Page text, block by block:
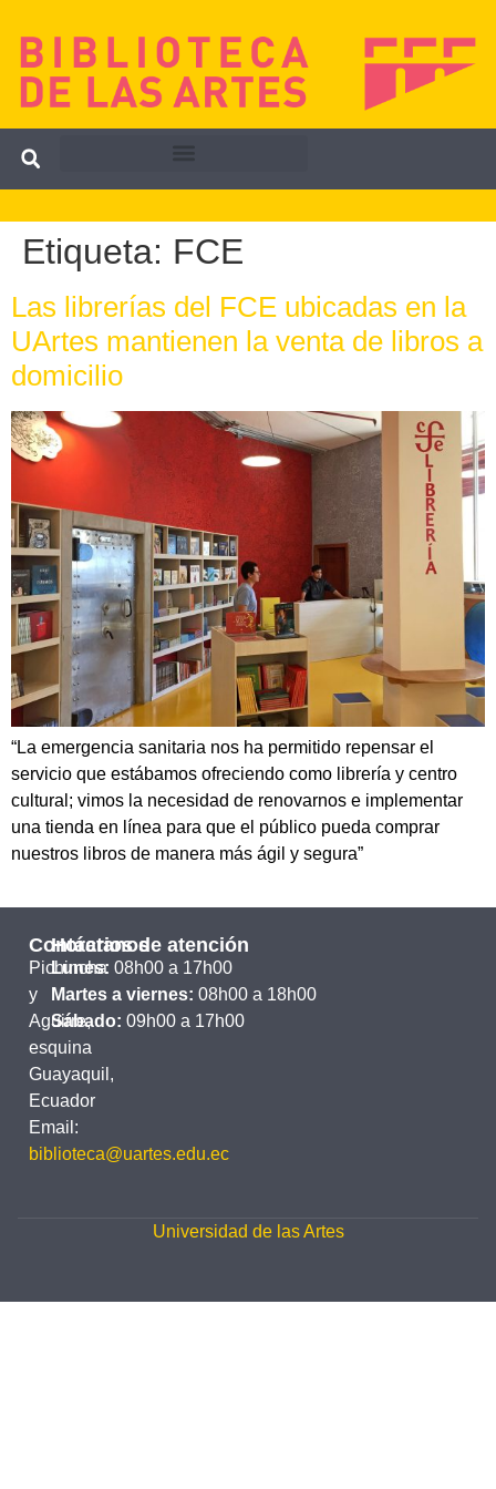
Etiqueta: FCE
Las librerías del FCE ubicadas en la
UArtes mantienen la venta de libros a
domicilio
“La emergencia sanitaria nos ha permitido repensar el
servicio que estábamos ofreciendo como librería y centro
cultural; vimos la necesidad de renovarnos e implementar
una tienda en línea para que el público pueda comprar
nuestros libros de manera más ágil y segura”
Contáctanos
Pichincha
y
Aguirre,
esquina
Guayaquil,
Ecuador
Email:
biblioteca@uartes.edu.ec
Horarios de atención
Lunes: 08h00 a 17h00
Martes a viernes: 08h00 a 18h00
Sábado: 09h00 a 17h00
Universidad de las Artes